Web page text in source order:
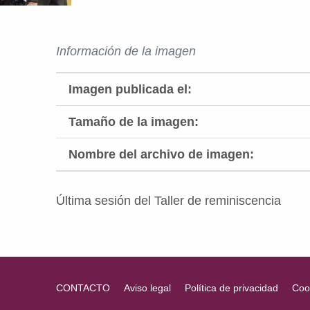
Información de la imagen
Imagen publicada el:
Tamaño de la imagen:
Nombre del archivo de imagen:
Última sesión del Taller de reminiscencia
CONTACTO Aviso legal Política de privacidad